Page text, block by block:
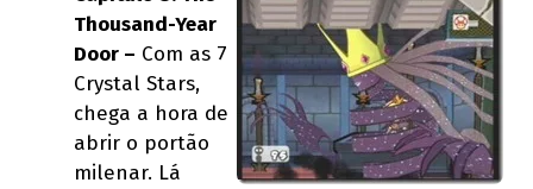
Thousand-Year
Door – Com as 7
Crystal Stars,
chega a hora de
abrir o portão
milenar. Lá